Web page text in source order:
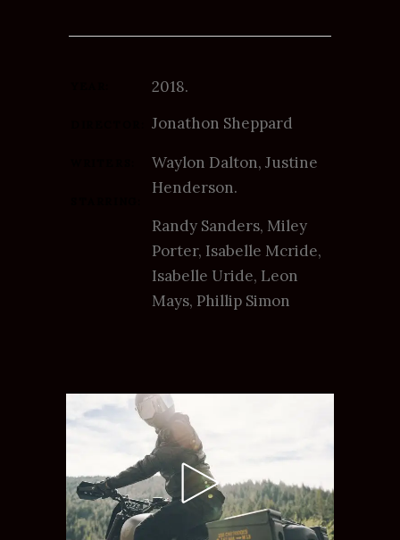
2018.
Jonathon Sheppard
Waylon Dalton, Justine
Henderson.
Randy Sanders, Miley
Porter, Isabelle Mcride,
Isabelle Uride, Leon
Mays, Phillip Simon